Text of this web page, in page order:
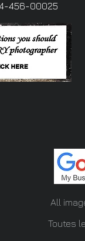
456-00025
All
Toutes